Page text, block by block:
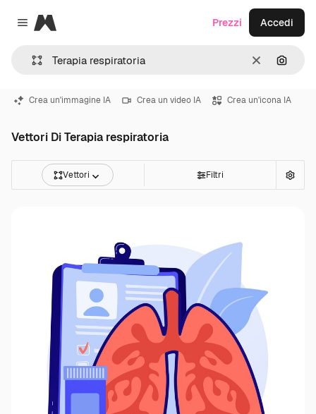
Close menu
Magnific
CancellaCerca
Prezzi Accedi
Crea un'immagine IA Crea un video IA Crea un'icona IA
Vettori Di Terapia respiratoria
Vettori Filtri